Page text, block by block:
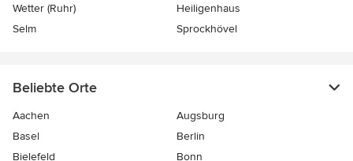
Wetter (Ruhr)
Heiligenhaus
Selm
Sprockhövel
Beliebte Orte
Aachen
Augsburg
Basel
Berlin
Bielefeld
Bonn